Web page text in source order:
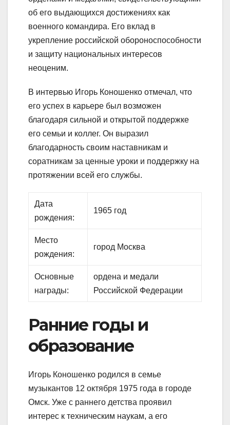
об его выдающихся достижениях как
военного командира. Его вклад в
укрепление российской обороноспособности
и защиту национальных интересов
неоценим.
В интервью Игорь Коношенко отмечал, что
его успех в карьере был возможен
благодаря сильной и открытой поддержке
его семьи и коллег. Он выразил
благодарность своим наставникам и
соратникам за ценные уроки и поддержку на
протяжении всей его службы.
Дата
рождения:
1965 год
Место
рождения:
город Москва
Основные
награды:
ордена и медали
Российской Федерации
Ранние годы и
образование
Игорь Коношенко родился в семье
музыкантов 12 октября 1975 года в городе
Омск. Уже с раннего детства проявил
интерес к техническим наукам, а его